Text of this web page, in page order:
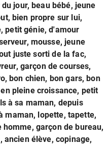
jour, beau bébé, jeune
bien propre sur lui,
petit génie, d'amour
mousse, jeune
juste sorti de la fac,
garçon de courses,
bon chien, bon gars, bon
pleine croissance, petit
à sa maman, depuis
maman, lopette, tapette,
garçon de bureau,
ancien élève, copinage,